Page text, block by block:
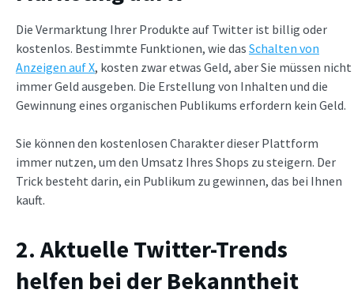
Die Vermarktung Ihrer Produkte auf Twitter ist billig oder
kostenlos. Bestimmte Funktionen, wie das Schalten von
Anzeigen auf X, kosten zwar etwas Geld, aber Sie müssen nicht
immer Geld ausgeben. Die Erstellung von Inhalten und die
Gewinnung eines organischen Publikums erfordern kein Geld.
Sie können den kostenlosen Charakter dieser Plattform
immer nutzen, um den Umsatz Ihres Shops zu steigern. Der
Trick besteht darin, ein Publikum zu gewinnen, das bei Ihnen
kauft.
2. Aktuelle Twitter-Trends
helfen bei der Bekanntheit